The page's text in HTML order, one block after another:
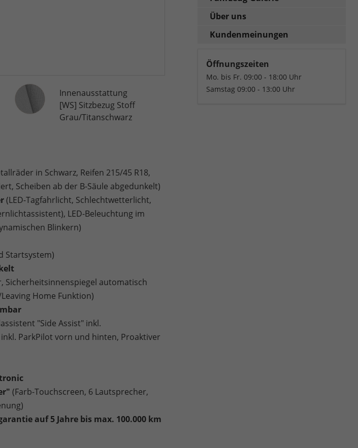
InnenausstattungInnenausstattung
[WS] Sitzbezug Stoff
Grau/Titanschwarz
in Schwarz, Reifen 215/45 R18,
Scheiben ab der B-Säule abgedunkelt)
(LED-Tagfahrlicht, Schlechtwetterlicht,
LED-Beleuchtung im
Blinkern)
Startsystem)
Sicherheitsinnenspiegel automatisch
Home Funktion)
"Side Assist" inkl.
ParkPilot vorn und hinten, Proaktiver
(Farb-Touchscreen, 6 Lautsprecher,
auf 5 Jahre bis max. 100.000 km
Über uns
Kundenmeinungen
Öffnungszeiten
Mo. bis Fr. 09:00 - 18:00 Uhr
Samstag 09:00 - 13:00 Uhr